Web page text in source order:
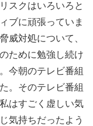
スクはいろいろと
ブに頑張っていま
威対処について、
ために勉強し続け
今朝のテレビ番組
。そのテレビ番組
はすごく虚しい気
気持ちだったよう